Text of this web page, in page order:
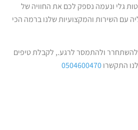
גלי ונעמה נספק לכם את החוויה של
עם השירות והמקצועיות שלנו ברמה הכי
ולהתמסר לרגע., לקבלת טיפים
התקשרו0504600470